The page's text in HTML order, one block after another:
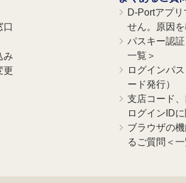
口
み
更
D-Portアプ
せん。原因
パスキー認
一覧＞
ログインパ
ード発行）
支店コード
ログインID
ブラウザの
るご質問＜